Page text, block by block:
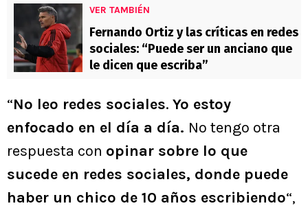
VER TAMBIÉN
Fernando Ortiz y las críticas en redes
sociales: “Puede ser un anciano que
le dicen que escriba”
“No leo redes sociales. Yo estoy
enfocado en el día a día. No tengo otra
respuesta con opinar sobre lo que
sucede en redes sociales, donde puede
haber un chico de 10 años escribiendo“,